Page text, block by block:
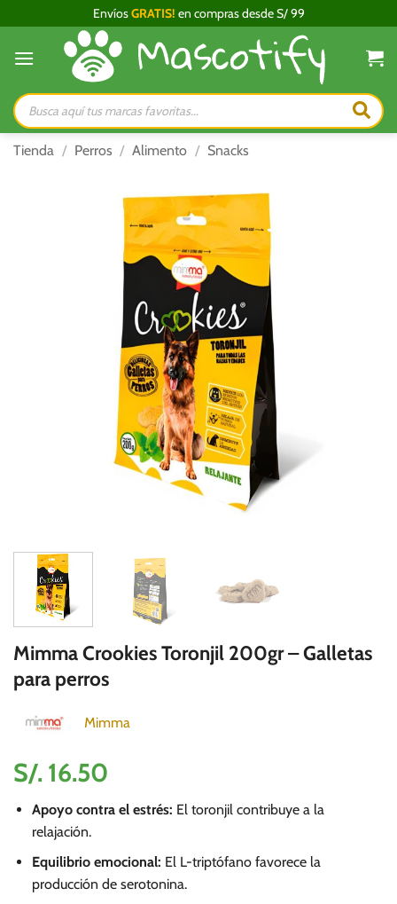
al
contenido
EnvíosGRATIS! en compras desde S/ 99
Búsqueda
de
productos
Tienda / Perros / Alimento / Snacks
Mimma Crookies Toronjil 200gr – Galletas
para perros
Mimma
S/. 16.50
Apoyo contra el estrés: El toronjil contribuye a la
relajación.
Equilibrio emocional: El L-triptófano favorece la
producción de serotonina.